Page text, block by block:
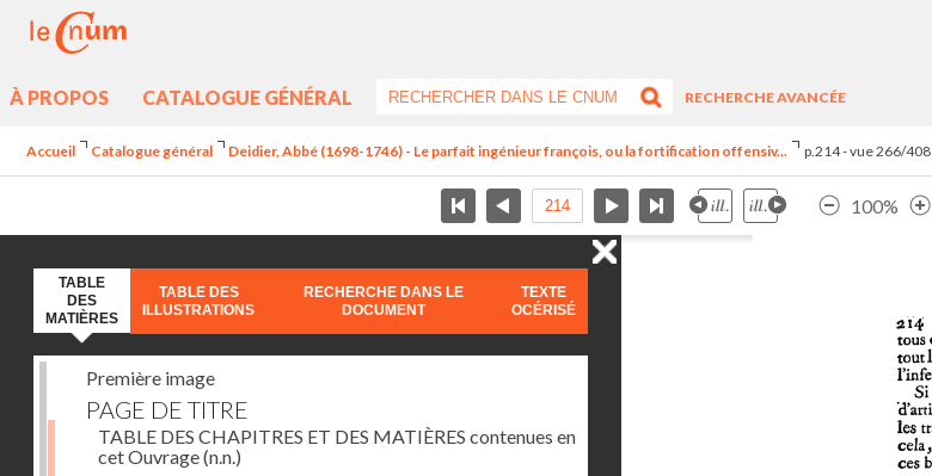
À PROPOS CATALOGUE GÉNÉRAL
RECHERCHE AVANCÉE
Accueil Catalogue général Deidier, Abbé (1698-1746) - Le parfait ingénieur françois, ou la fortification offensiv... p.214 - vue 266/408
100%
TABLE
DES
MATIÈRES
TABLE DES
ILLUSTRATIONS
RECHERCHE DANS LE
DOCUMENT
TEXTE
OCÉRISÉ
Première image
PAGE DE TITRE
TABLE DES CHAPITRES ET DES MATIÈRES contenues en
cet Ouvrage(n.n.)